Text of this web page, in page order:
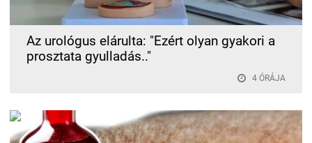
Az urológus elárulta: "Ezért olyan gyakori a
prosztata gyulladás.."
4 ÓRÁJA